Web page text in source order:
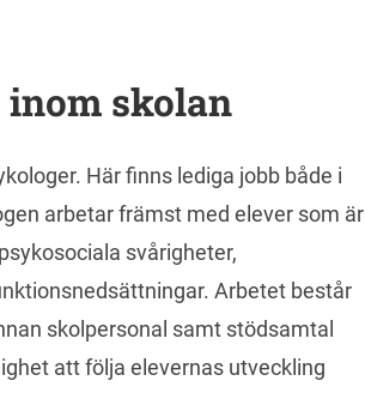
skolan
Här finns lediga jobb både i
arbetar främst med elever som är
svårigheter,
Arbetet består
skolpersonal samt stödsamtal
att följa elevernas utveckling